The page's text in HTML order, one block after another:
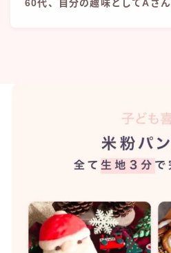
60代、自分の趣味としてAさん